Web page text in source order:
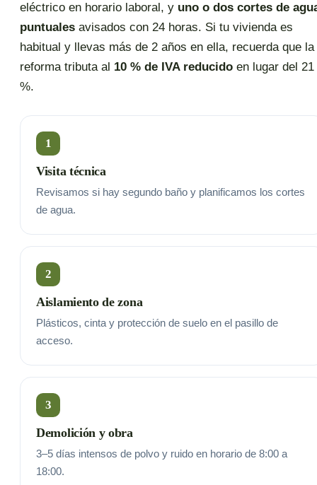
eléctrico en horario laboral, y uno o dos cortes de
puntuales avisados con 24 horas. Si tu vivienda es
habitual y llevas más de 2 años en ella, recuerda que la
reforma tributa al 10 % de IVA reducido en lugar del 21
%.
1
Visita técnica
Revisamos si hay segundo baño y planificamos los cortes
de agua.
2
Aislamiento de zona
Plásticos, cinta y protección de suelo en el pasillo de
acceso.
3
Demolición y obra
3–5 días intensos de polvo y ruido en horario de 8:00 a
18:00.